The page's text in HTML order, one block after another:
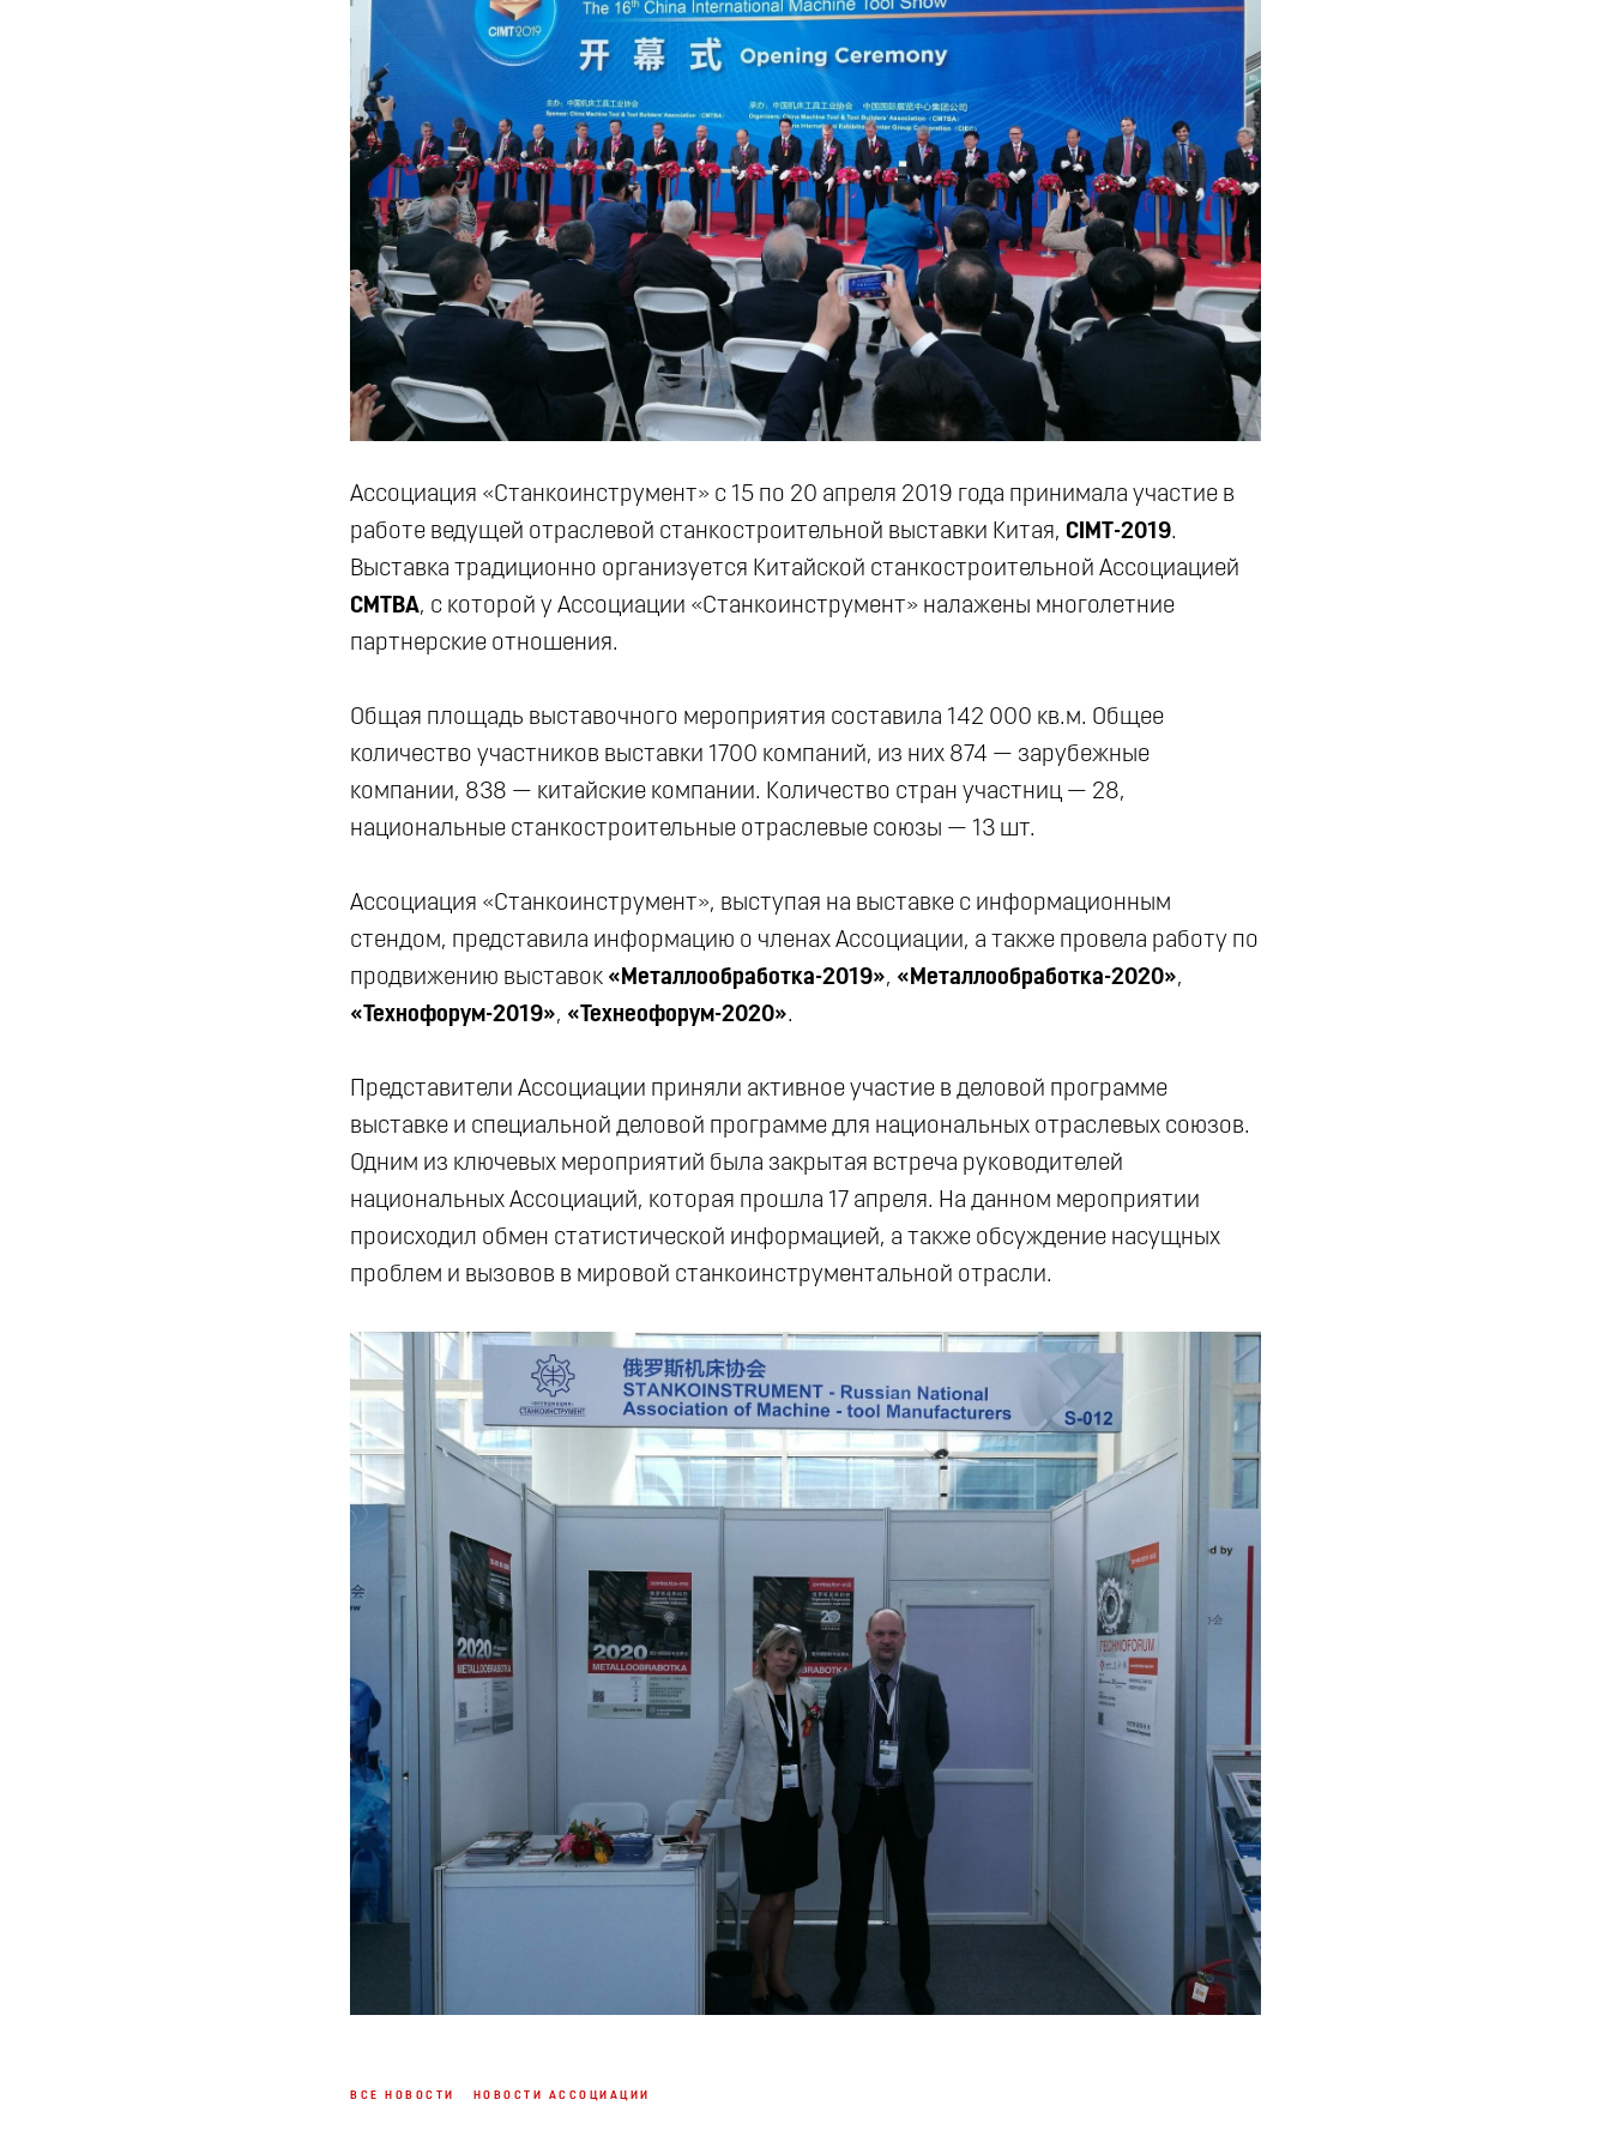
Ассоциация «Станкоинструмент» с 15 по 20 апреля 2019 года принимала участие в
работе ведущей отраслевой станкостроительной выставки Китая, CIMT-2019.
Выставка традиционно организуется Китайской станкостроительной Ассоциацией
CMTBA, с которой у Ассоциации «Станкоинструмент» налажены многолетние
партнерские отношения.
Общая площадь выставочного мероприятия составила 142 000 кв.м. Общее
количество участников выставки 1700 компаний, из них 874 — зарубежные
компании, 838 — китайские компании. Количество стран участниц — 28,
национальные станкостроительные отраслевые союзы — 13 шт.
Ассоциация «Станкоинструмент», выступая на выставке с информационным
стендом, представила информацию о членах Ассоциации, а также провела работу по
продвижению выставок «Металлообработка-2019», «Металлообработка-2020»,
«Технофорум-2019», «Технеофорум-2020».
Представители Ассоциации приняли активное участие в деловой программе
выставке и специальной деловой программе для национальных отраслевых союзов.
Одним из ключевых мероприятий была закрытая встреча руководителей
национальных Ассоциаций, которая прошла 17 апреля. На данном мероприятии
происходил обмен статистической информацией, а также обсуждение насущных
проблем и вызовов в мировой станкоинструментальной отрасли.
ВСЕ НОВОСТИ НОВОСТИ АССОЦИАЦИИ